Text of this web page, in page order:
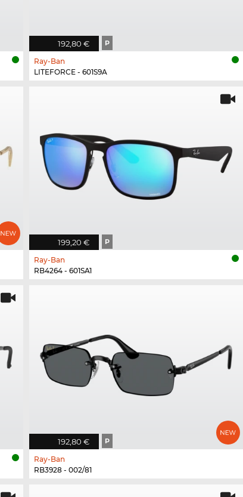
192,80 € P
Ray-Ban
LITEFORCE - 601S9A
199,20 € P
Ray-Ban
RB4264 - 601SA1
192,80 € P
Ray-Ban
RB3928 - 002/81